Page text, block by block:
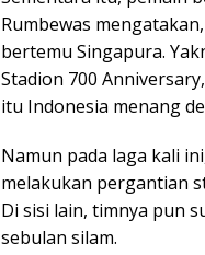
Rumbewas
bertemu Singapura.
Stadion 700
itu Indonesia menang
Namun pada laga kali
melakukan pergantian
Di sisi lain, timnya pun
sebulan silam.